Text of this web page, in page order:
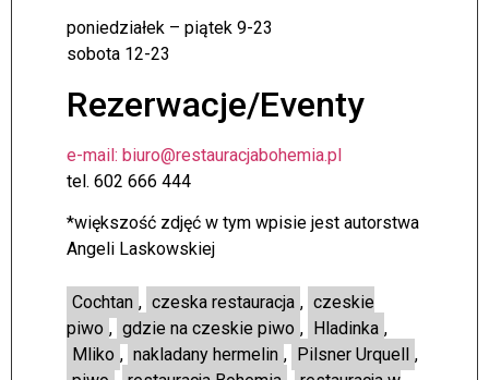
poniedziałek – piątek 9-23
sobota 12-23
Rezerwacje/Eventy
e-mail: biuro@restauracjabohemia.pl
tel. 602 666 444
*większość zdjęć w tym wpisie jest autorstwa
Angeli Laskowskiej
Cochtan , czeska restauracja , czeskie
piwo , gdzie na czeskie piwo , Hladinka ,
Mliko , nakladany hermelin , Pilsner Urquell ,